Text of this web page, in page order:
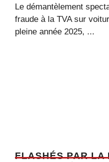
Le démantèlement
fraude à la TVA sur
pleine année 2025, ...
FLASHÉS PAR LA